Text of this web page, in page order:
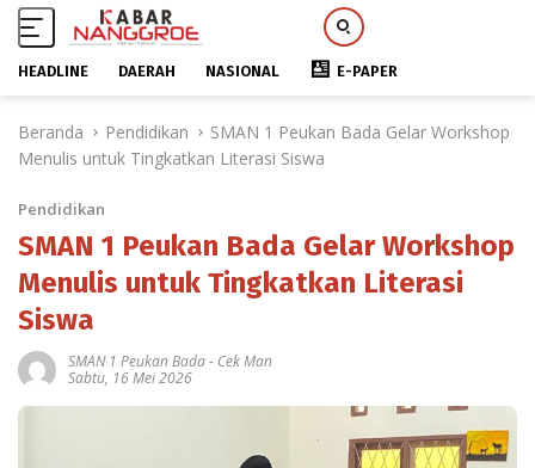
HEADLINE DAERAH NASIONAL E-PAPER
Beranda Pendidikan
SMAN 1 Peukan Bada Gelar Workshop
Menulis untuk Tingkatkan Literasi Siswa
Pendidikan
SMAN 1 Peukan Bada Gelar Workshop
Menulis untuk Tingkatkan Literasi
Siswa
SMAN 1 Peukan Bada- Cek Man
Sabtu, 16 Mei 2026